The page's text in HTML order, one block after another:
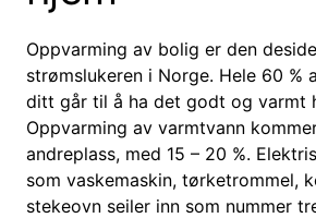
Oppvarming av bolig er den
strømslukeren i Norge. Hele 60 %
ditt går til å ha det godt og varmt
Oppvarming av varmtvann
andreplass, med 15 – 20 %.
som vaskemaskin, tørketrommel,
stekeovn seiler inn som nummer